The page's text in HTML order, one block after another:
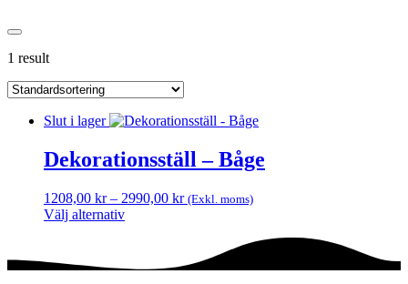
1 result
Slut i lager
Dekorationsställ – Båge
1208,00 kr – 2990,00 krPrisintervall:
2990,00 kr
(Exkl. moms)
Välj alternativ
produkten